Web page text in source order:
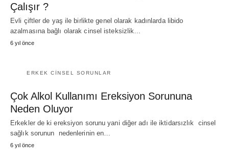
Çalışır ?
Evli çiftler de yaş ile birlikte genel olarak kadınlarda libido
azalmasına bağlı olarak cinsel isteksizlik…
6 yıl önce
ERKEK CINSEL SORUNLAR
Çok Alkol Kullanımı Ereksiyon Sorununa
Neden Oluyor
Erkekler de ki ereksiyon sorunu yani diğer adı ile iktidarsızlık cinsel
sağlık sorunun nedenlerinin en…
6 yıl önce